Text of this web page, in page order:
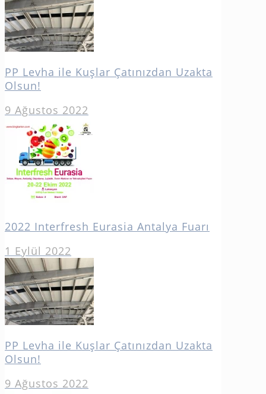
PP Levha ile Kuşlar Çatınızdan Uzakta
Olsun!
9 Ağustos 2022
2022 Interfresh Eurasia Antalya Fuarı
1 Eylül 2022
PP Levha ile Kuşlar Çatınızdan Uzakta
Olsun!
9 Ağustos 2022